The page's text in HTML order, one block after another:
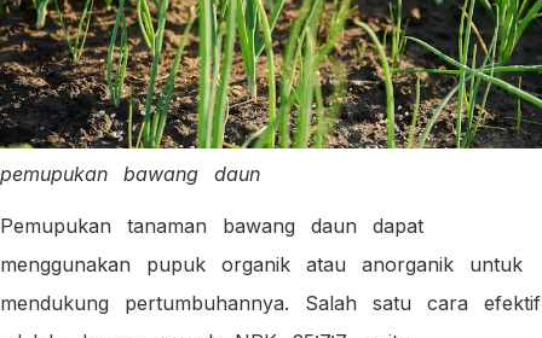
pemupukan bawang daun
Pemupukan tanaman bawang daun dapat
menggunakan pupuk organik atau anorganik untuk
mendukung pertumbuhannya. Salah satu cara efektif